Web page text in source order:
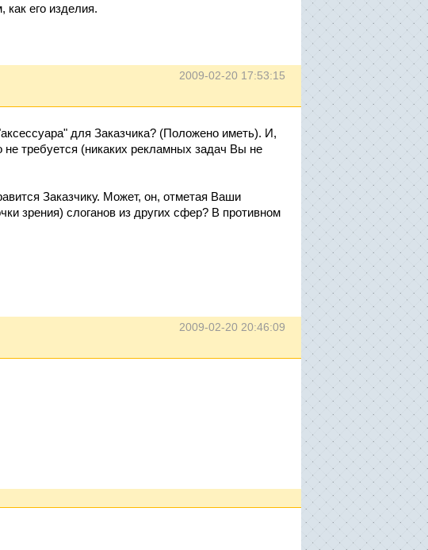
его изделия.
2009-02-20 17:53:15
для Заказчика? (Положено иметь). И,
не требуется (никаких рекламных задач Вы не
Заказчику. Может, он, отметая Ваши
зрения) слоганов из других сфер? В противном
2009-02-20 20:46:09